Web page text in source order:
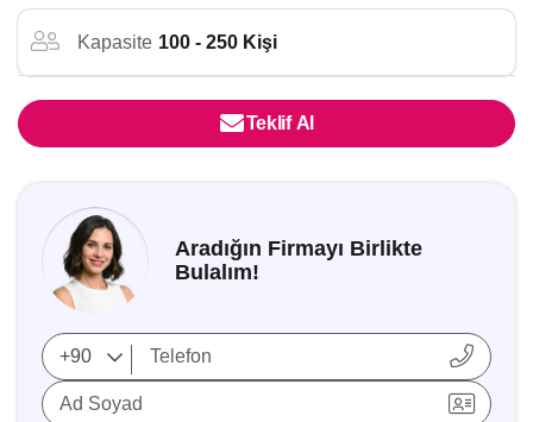
Kapasite 100 - 250 Kişi
Teklif Al
Aradığın Firmayı Birlikte
Bulalım!
Ad Soyad